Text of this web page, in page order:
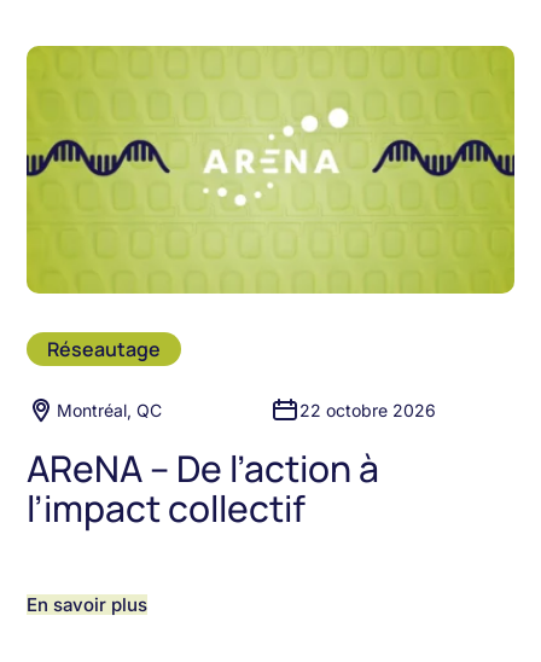
Réseautage
Montréal, QC 22 octobre 2026
AReNA – De l’action à
l’impact collectif
En savoir plus